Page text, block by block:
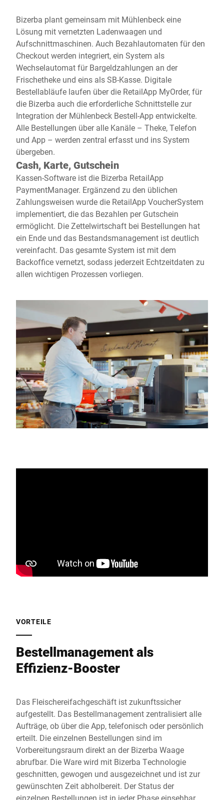
Bizerba plant gemeinsam mit Mühlenbeck eine
Lösung mit vernetzten Ladenwaagen und
Aufschnittmaschinen. Auch Bezahlautomaten für den
Checkout werden integriert, ein System als
Wechselautomat für Bargeldzahlungen an der
Frischetheke und eins als SB-Kasse. Digitale
Bestellabläufe laufen über die RetailApp MyOrder, für
die Bizerba auch die erforderliche Schnittstelle zur
Integration der Mühlenbeck Bestell-App entwickelte.
Alle Bestellungen über alle Kanäle – Theke, Telefon
und App – werden zentral erfasst und ins System
übergeben.
Cash, Karte, Gutschein
Kassen-Software ist die Bizerba RetailApp
PaymentManager. Ergänzend zu den üblichen
Zahlungsweisen wurde die RetailApp VoucherSystem
implementiert, die das Bezahlen per Gutschein
ermöglicht. Die Zettelwirtschaft bei Bestellungen hat
ein Ende und das Bestandsmanagement ist deutlich
vereinfacht. Das gesamte System ist mit dem
Backoffice vernetzt, sodass jederzeit Echtzeitdaten zu
allen wichtigen Prozessen vorliegen.
VORTEILE
Bestellmanagement als
Effizienz-Booster
Das Fleischereifachgeschäft ist zukunftssicher
aufgestellt. Das Bestellmanagement zentralisiert alle
Aufträge, ob über die App, telefonisch oder persönlich
erteilt. Die einzelnen Bestellungen sind im
Vorbereitungsraum direkt an der Bizerba Waage
abrufbar. Die Ware wird mit Bizerba Technologie
geschnitten, gewogen und ausgezeichnet und ist zur
gewünschten Zeit abholbereit. Der Status der